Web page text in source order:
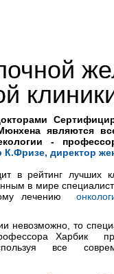
являются
-
директор
в рейтинг лучших
в мире
лечению
невозможно, то
Харбик
все